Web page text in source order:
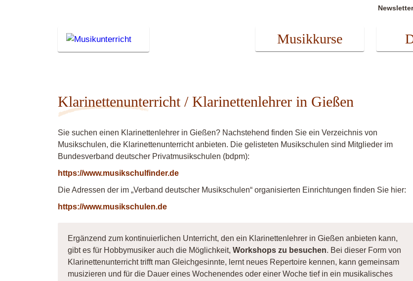
Musikkurse
Klarinettenunterricht / Klarinettenlehrer in Gießen
Sie suchen einen Klarinettenlehrer in Gießen? Nachstehend finden Sie ein Verzeichnis von
Musikschulen, die Klarinettenunterricht anbieten. Die gelisteten Musikschulen sind Mitglieder im
Bundesverband deutscher Privatmusikschulen (bdpm):
https://www.musikschulfinder.de
Die Adressen der im „Verband deutscher Musikschulen“ organisierten Einrichtungen finden Sie hier:
https://www.musikschulen.de
Ergänzend zum kontinuierlichen Unterricht, den ein Klarinettenlehrer in Gießen anbieten kann,
gibt es für Hobbymusiker auch die Möglichkeit, Workshops zu besuchen. Bei dieser Form von
Klarinettenunterricht trifft man Gleichgesinnte, lernt neues Repertoire kennen, kann gemeinsam
musizieren und für die Dauer eines Wochenendes oder einer Woche tief in ein musikalisches